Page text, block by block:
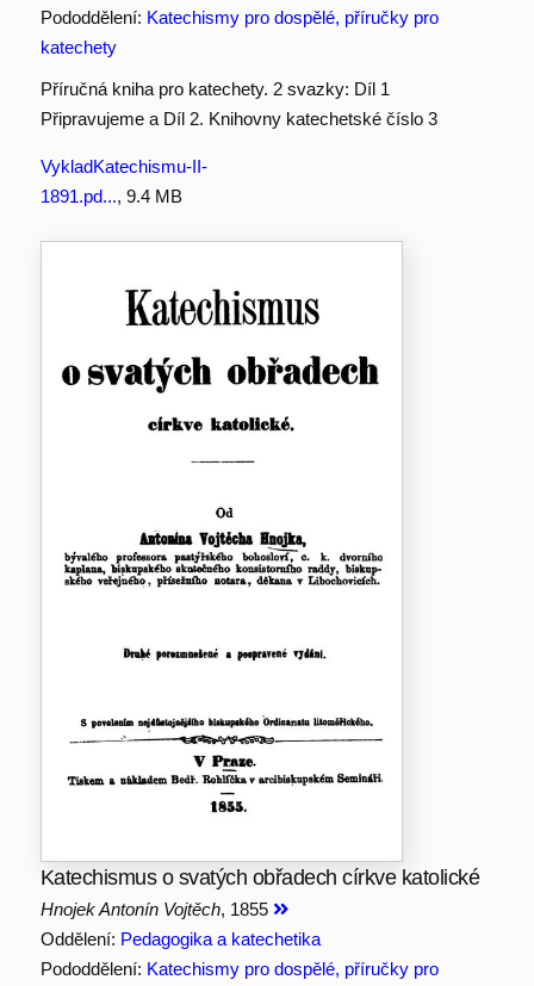
Pododdělení: Katechismy pro dospělé, příručky pro
katechety
Příručná kniha pro katechety. 2 svazky: Díl 1
Připravujeme a Díl 2. Knihovny katechetské číslo 3
VykladKatechismu-II-
1891.pd..., 9.4 MB
Katechismus o svatých obřadech církve katolické
Hnojek Antonín Vojtěch, 1855
Oddělení: Pedagogika a katechetika
Pododdělení: Katechismy pro dospělé, příručky pro